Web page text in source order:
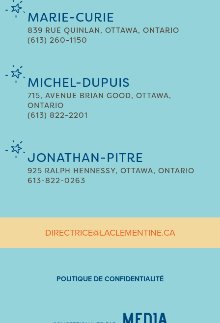
MARIE-CURIE
839 RUE QUINLAN, OTTAWA, ONTARIO
(613) 260-1150
MICHEL-DUPUIS
715, AVENUE BRIAN GOOD, OTTAWA,
ONTARIO
(613) 822-2201
JONATHAN-PITRE
925 RALPH HENNESSY, OTTAWA, ONTARIO
613-822-0263
DIRECTRICE@LACLEMENTINE.CA
POLITIQUE DE CONFIDENTIALITÉ